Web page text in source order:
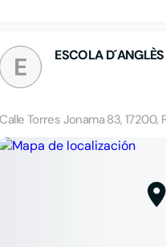
E ESCOLA
Calle Torres Jonama 83, 17200,